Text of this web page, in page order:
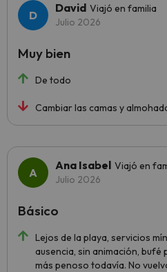
David Viajó en familia
Julio 2026
De todo
Cambiar las camas y
Muy bien
Ana Isabel Viajó en
Julio 2026
Lejos de la playa, servicios
ausencia, sin animación,
más penoso todavía. No
Básico